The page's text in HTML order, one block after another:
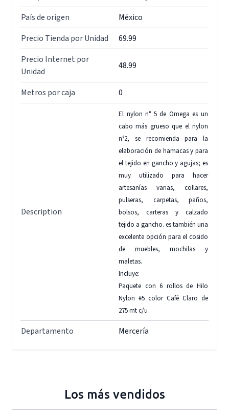
País de origen
México
Precio Tienda por Unidad
69.99
Precio Internet por
Unidad
48.99
Metros por caja 0
Description
El nylon n° 5 de Omega es un
cabo más grueso que el nylon
n°2, se recomienda para la
elaboración de hamacas y para
el tejido en gancho y agujas; es
muy utilizado para hacer
artesanías varias, collares,
pulseras, carpetas, paños,
bolsos, carteras y calzado
tejido a gancho. es también una
excelente opción para el cosido
de muebles, mochilas y
maletas.
Incluye:
Paquete con 6 rollos de Hilo
Nylon #5 color Café Claro de
275 mt c/u
Departamento Mercería
Los más vendidos